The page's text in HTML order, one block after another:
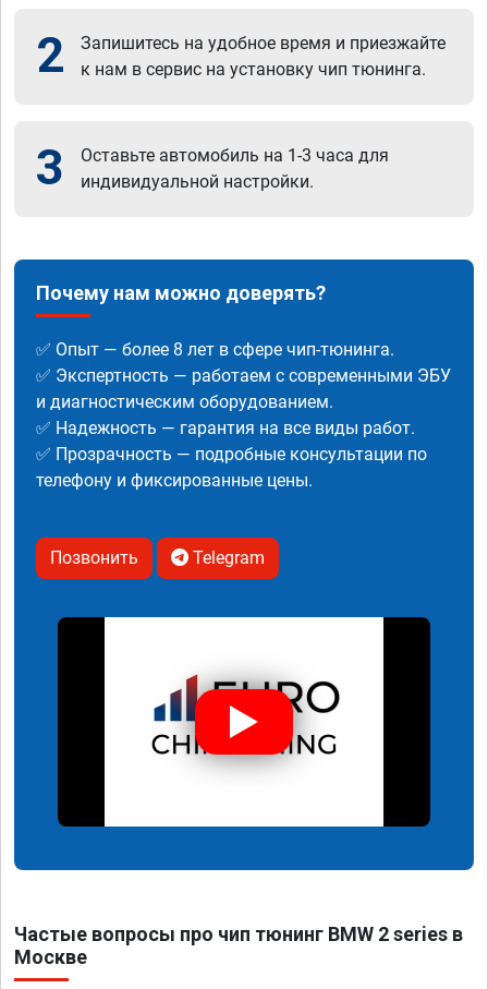
2
Запишитесь на удобное время и приезжайте
к нам в сервис на установку чип тюнинга.
3
Оставьте автомобиль на 1-3 часа для
индивидуальной настройки.
Почему нам можно доверять?
✅ Опыт — более 8 лет в сфере чип-тюнинга.
✅ Экспертность — работаем с современными ЭБУ
и диагностическим оборудованием.
✅ Надежность — гарантия на все виды работ.
✅ Прозрачность — подробные консультации по
телефону и фиксированные цены.
Позвонить Telegram
Частые вопросы про чип тюнинг BMW 2 series в
Москве